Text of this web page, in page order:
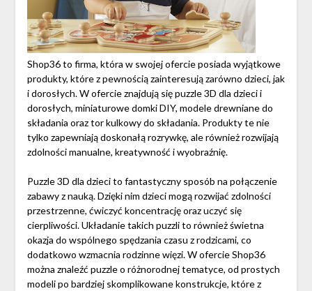
Shop36 to firma, która w swojej ofercie posiada wyjątkowe
produkty, które z pewnością zainteresują zarówno dzieci, jak
i dorosłych. W ofercie znajdują się puzzle 3D dla dzieci i
dorosłych, miniaturowe domki DIY, modele drewniane do
składania oraz tor kulkowy do składania. Produkty te nie
tylko zapewniają doskonałą rozrywkę, ale również rozwijają
zdolności manualne, kreatywność i wyobraźnię.
Puzzle 3D dla dzieci to fantastyczny sposób na połączenie
zabawy z nauką. Dzięki nim dzieci mogą rozwijać zdolności
przestrzenne, ćwiczyć koncentrację oraz uczyć się
cierpliwości. Układanie takich puzzli to również świetna
okazja do wspólnego spędzania czasu z rodzicami, co
dodatkowo wzmacnia rodzinne więzi. W ofercie Shop36
można znaleźć puzzle o różnorodnej tematyce, od prostych
modeli po bardziej skomplikowane konstrukcje, które z